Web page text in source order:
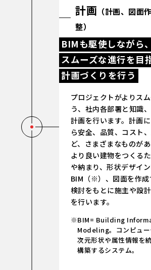
計画 （計画、図面
整）
BIMも駆使しながら、
スムーズな進行を目
計画づくりを行う
プロジェクトがよりス
う、社内各部署と知識
計画を行います。計画
ら安全、品質、コスト
ど、さまざまなものがあ
より良い建物をつくる
や納まり、形状デザイン
BIM（※）、図面を作成
検討をもとに施主や設
を行います。
BIM= Building
Modeling。コンピュ
次元形状や属性情報を
構築するシステム。